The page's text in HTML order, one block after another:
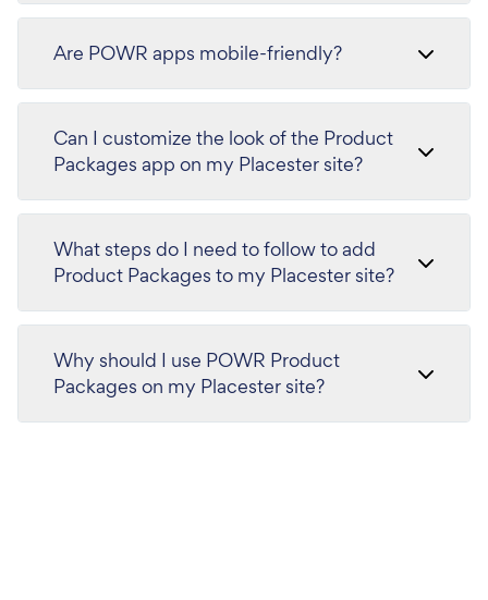
Are POWR apps mobile-friendly?
Can I customize the look of the Product
Packages app on my Placester site?
What steps do I need to follow to add
Product Packages to my Placester site?
Why should I use POWR Product
Packages on my Placester site?